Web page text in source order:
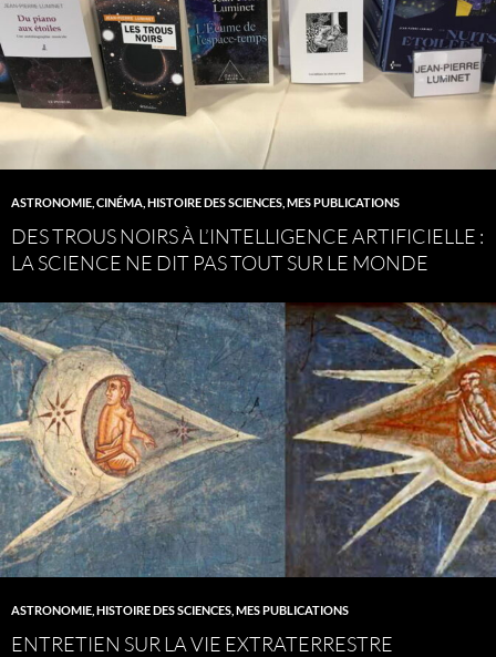
ASTRONOMIE CINÉMA HISTOIRE DES SCIENCES MES PUBLICATIONS
DES TROUS NOIRS À L’INTELLIGENCE ARTIFICIELLE :
LA SCIENCE NE DIT PAS TOUT SUR LE MONDE
ASTRONOMIE HISTOIRE DES SCIENCES MES PUBLICATIONS
ENTRETIEN SUR LA VIE EXTRATERRESTRE